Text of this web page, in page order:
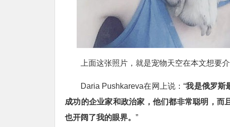
上面这张照片，就是宠物天空在本文想
Daria Pushkareva在网上说：“我是俄罗斯
成功的企业家和政治家，他们都非常聪明，而
也开阔了我的眼界。 ”